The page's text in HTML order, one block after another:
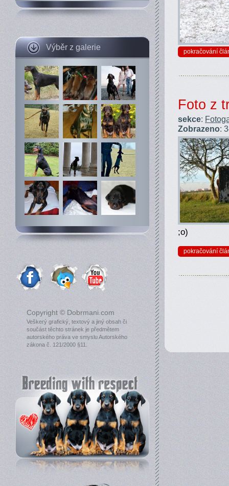
Výběr z galerie
Copyright © Dobrmani.com
Veškerý grafický, textový a jiný obsah či
součást těchto stránek je předmětem
autorského práva ve smyslu Autorského
zákona č. 121/2000 §11.
pokračování
Foto z
sekce:
Zobrazeno:
;o)
pokračování